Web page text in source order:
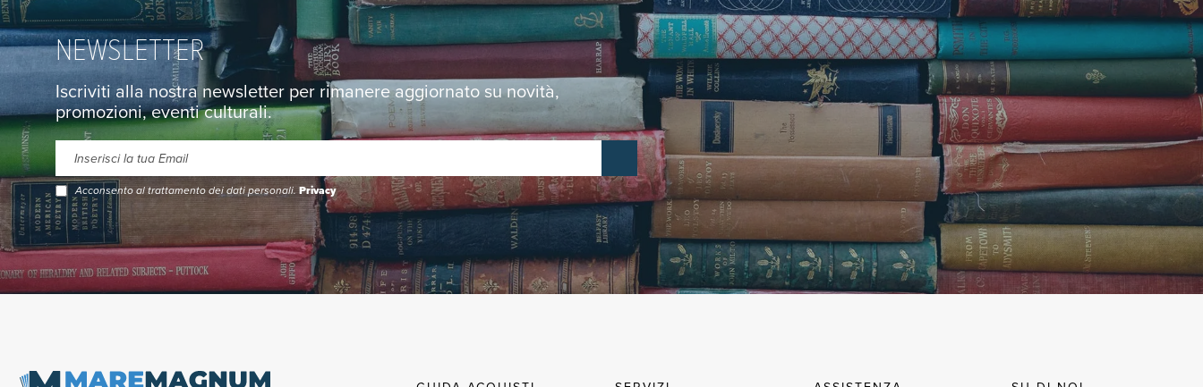
NEWSLETTER
Iscriviti alla nostra newsletter per rimanere aggiornato su novità,
promozioni, eventi culturali.
Acconsento al trattamento dei dati personali.Privacy